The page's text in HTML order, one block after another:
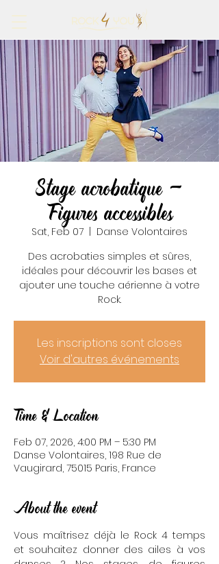
Stage acrobatique -
Figures accessibles
Sat, Feb 07
Danse Volontaires
Des acrobaties simples et sûres,
idéales pour découvrir les bases et
ajouter une touche aérienne à votre
Rock.
Les inscriptions sont closes
Voir d'autres événements
Time & Location
Feb 07, 2026, 4:00 PM – 5:30 PM
Danse Volontaires, 198 Rue de
Vaugirard, 75015 Paris, France
About the event
Vous maîtrisez déjà le Rock 4 temps
et souhaitez donner des ailes à vos